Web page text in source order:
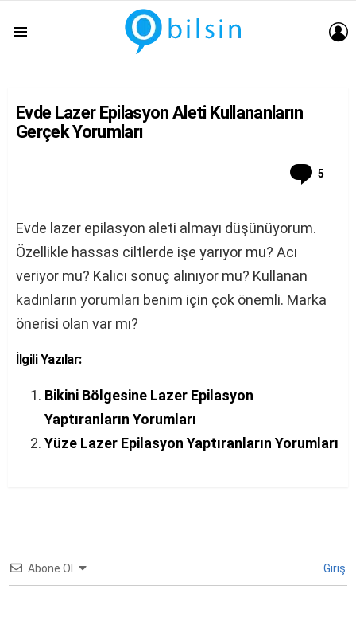
Evde Lazer Epilasyon Aleti Kullananların
Gerçek Yorumları
5
Evde lazer epilasyon aleti almayı düşünüyorum.
Özellikle hassas ciltlerde işe yarıyor mu? Acı
veriyor mu? Kalıcı sonuç alınıyor mu? Kullanan
kadınların yorumları benim için çok önemli. Marka
önerisi olan var mı?
İlgili Yazılar:
Bikini Bölgesine Lazer Epilasyon
Yaptıranların Yorumları
Yüze Lazer Epilasyon Yaptıranların Yorumları
Abone Ol Giriş